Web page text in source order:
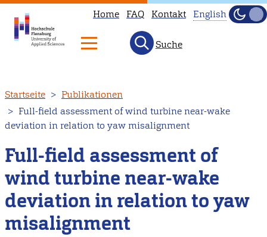
zum
Inhalt
Home FAQ Kontakt
available
English.
Head
to
our
English
English
Hell
Suche
Startseite
Publikationen
Full-field assessment of wind turbine near-wake
deviation in relation to yaw misalignment
Full-field assessment of
wind turbine near-wake
deviation in relation to yaw
misalignment